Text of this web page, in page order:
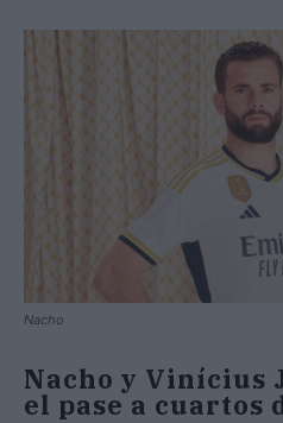
Nacho
Nacho y
el pase a cuartos